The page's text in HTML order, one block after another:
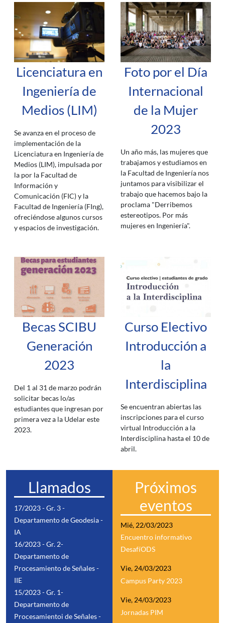
Licenciatura en
Ingeniería de
Medios (LIM)
Se avanza en el proceso de
implementación de la
Licenciatura en Ingeniería de
Medios (LIM), impulsada por
la por la Facultad de
Información y
Comunicación (FIC) y la
Facultad de Ingeniería (FIng),
ofreciéndose algunos cursos
y espacios de investigación.
Foto por el Día
Internacional
de la Mujer
2023
Un año más, las mujeres que
trabajamos y estudiamos en
la Facultad de Ingeniería nos
juntamos para visibilizar el
trabajo que hacemos bajo la
proclama "Derribemos
estereotipos. Por más
mujeres en Ingeniería".
Becas SCIBU
Generación
2023
Del 1 al 31 de marzo podrán
solicitar becas lo/as
estudiantes que ingresan por
primera vez a la Udelar este
2023.
Curso Electivo
Introducción a
la
Interdisciplina
Se encuentran abiertas las
inscripciones para el curso
virtual Introducción a la
Interdisciplina hasta el 10 de
abril.
Llamados
17/2023 - Gr. 3 -
Departamento de Geodesia -
IA
16/2023 - Gr. 2-
Departamento de
Procesamiento de Señales -
IIE
15/2023 - Gr. 1-
Departamento de
Procesamientoi de Señales -
Próximos
eventos
Mié, 22/03/2023
Encuentro informativo
DesafíODS
Vie, 24/03/2023
Campus Party 2023
Vie, 24/03/2023
Jornadas PIM